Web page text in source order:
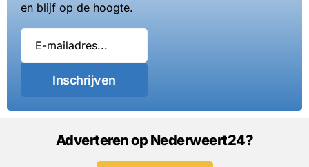
en blijf op de hoogte.
Inschrijven
Adverteren op Nederweert24?